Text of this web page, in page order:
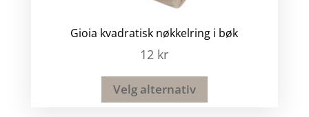
Gioia kvadratisk nøkkelring i bøk
12 kr
Velg alternativ